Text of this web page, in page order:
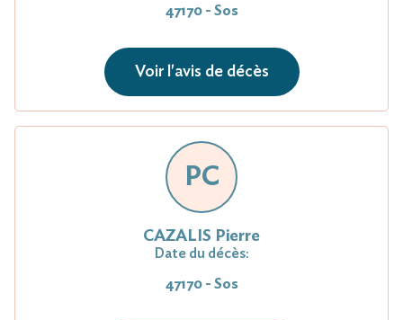
47170 - Sos
Voir l'avis de décès
PC
CAZALIS Pierre
Date du décès:
47170 - Sos